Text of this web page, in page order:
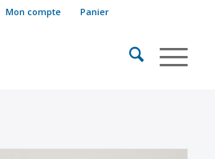
Mon compte Panier